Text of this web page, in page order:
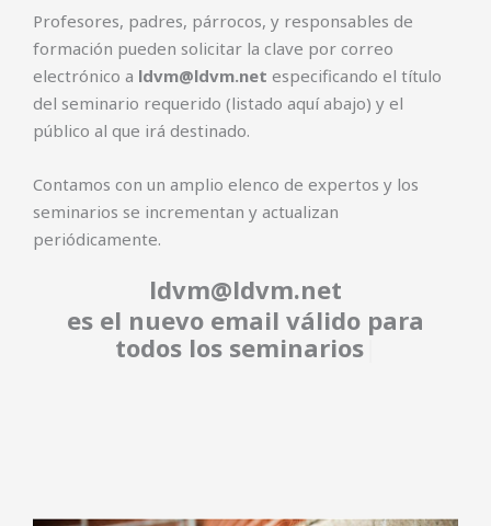
Profesores, padres, párrocos, y responsables de
formación pueden solicitar la clave por correo
electrónico a ldvm@ldvm.net especificando el título
del seminario requerido (listado aquí abajo) y el
público al que irá destinado.
Contamos con un amplio elenco de expertos y los
seminarios se incrementan y actualizan
periódicamente.
ldvm@ldvm.net
es el nuevo email válido pa